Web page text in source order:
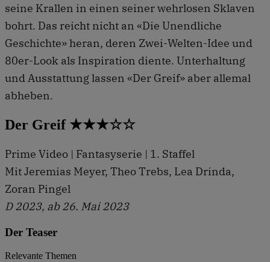
seine Krallen in einen seiner wehrlosen Sklaven
bohrt. Das reicht nicht an «Die Unendliche
Geschichte» heran, deren Zwei-Welten-Idee und
80er-Look als Inspiration diente. Unterhaltung
und Ausstattung lassen «Der Greif» aber allemal
abheben.
Der Greif ★★★☆☆
Prime Video | Fantasyserie | 1. Staffel
Mit Jeremias Meyer, Theo Trebs, Lea Drinda,
Zoran Pingel
D 2023, ab 26. Mai 2023
Der Teaser
Relevante Themen